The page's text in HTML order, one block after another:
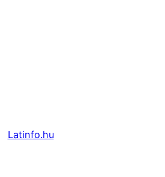
Latinfo.hu